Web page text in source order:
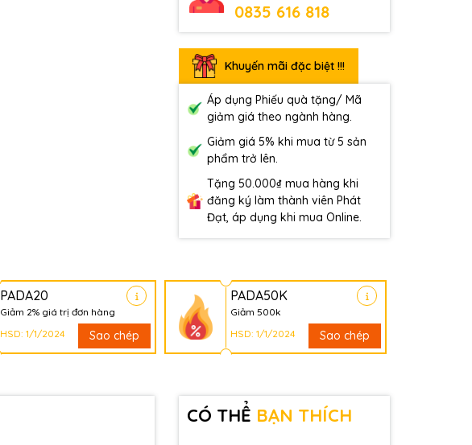
0835 616 818
Khuyến mãi đặc biệt !!!
Áp dụng Phiếu quà tặng/ Mã
giảm giá theo ngành hàng.
Giảm giá 5% khi mua từ 5 sản
phẩm trở lên.
Tặng 50.000₫ mua hàng khi
đăng ký làm thành viên Phát
Đạt, áp dụng khi mua Online.
PADA20
Giảm 2% giá trị đơn hàng
HSD: 1/1/2024
Sao chép
PADA50K
Giảm 500k
HSD: 1/1/2024
Sao chép
CÓ THỂ BẠN THÍCH